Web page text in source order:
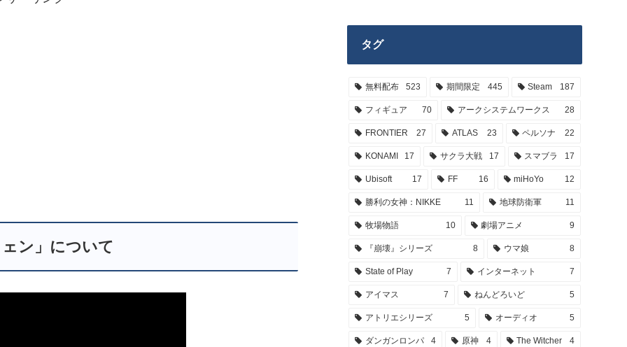
ン」について
タグ
無料配布 523 期間限定 445 Steam 187
フィギュア 70 アークシステムワークス 28
FRONTIER 27 ATLAS 23 ペルソナ 22
KONAMI 17 サクラ大戦 17 スマブラ 17
Ubisoft 17 FF 16 miHoYo 12
勝利の女神：NIKKE 11 地球防衛軍 11
牧場物語 10 劇場アニメ 9
『崩壊』シリーズ 8 ウマ娘 8
State of Play 7 インターネット 7
アイマス 7 ねんどろいど 5
アトリエシリーズ 5 オーディオ 5
ダンガンロンパ 4 原神 4 The Witcher 4